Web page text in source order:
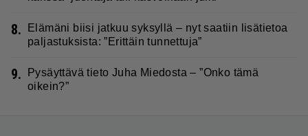
8.
Elämäni biisi jatkuu syksyllä – nyt saatiin lisätietoa
paljastuksista: ”Erittäin tunnettuja”
9.
Pysäyttävä tieto Juha Miedosta – ”Onko tämä
oikein?”